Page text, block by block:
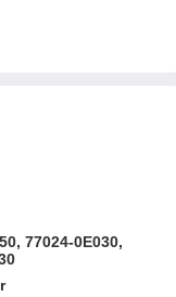
77024-0E030,